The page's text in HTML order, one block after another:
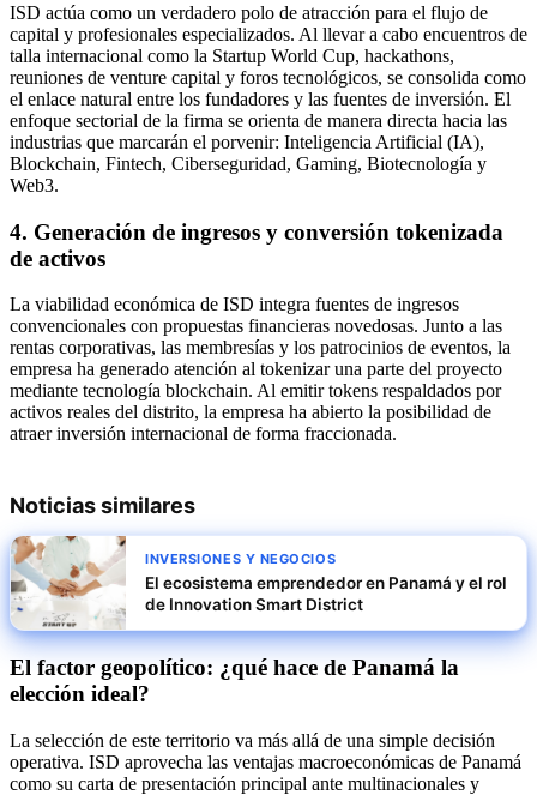
ISD actúa como un verdadero polo de atracción para el flujo de
capital y profesionales especializados. Al llevar a cabo encuentros de
talla internacional como la Startup World Cup, hackathons,
reuniones de venture capital y foros tecnológicos, se consolida como
el enlace natural entre los fundadores y las fuentes de inversión. El
enfoque sectorial de la firma se orienta de manera directa hacia las
industrias que marcarán el porvenir: Inteligencia Artificial (IA),
Blockchain, Fintech, Ciberseguridad, Gaming, Biotecnología y
Web3.
4. Generación de ingresos y conversión tokenizada
de activos
La viabilidad económica de ISD integra fuentes de ingresos
convencionales con propuestas financieras novedosas. Junto a las
rentas corporativas, las membresías y los patrocinios de eventos, la
empresa ha generado atención al tokenizar una parte del proyecto
mediante tecnología blockchain. Al emitir tokens respaldados por
activos reales del distrito, la empresa ha abierto la posibilidad de
atraer inversión internacional de forma fraccionada.
Noticias similares
INVERSIONES Y NEGOCIOS
El ecosistema emprendedor en Panamá y el rol
de Innovation Smart District
El factor geopolítico: ¿qué hace de Panamá la
elección ideal?
La selección de este territorio va más allá de una simple decisión
operativa. ISD aprovecha las ventajas macroeconómicas de Panamá
como su carta de presentación principal ante multinacionales y